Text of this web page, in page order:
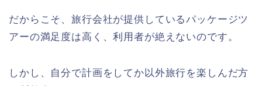
だからこそ、旅行会社が提供しているパッケージツ
アーの満足度は高く、利用者が絶えないのです。
しかし、自分で計画をしてか以外旅行を楽しんだ方